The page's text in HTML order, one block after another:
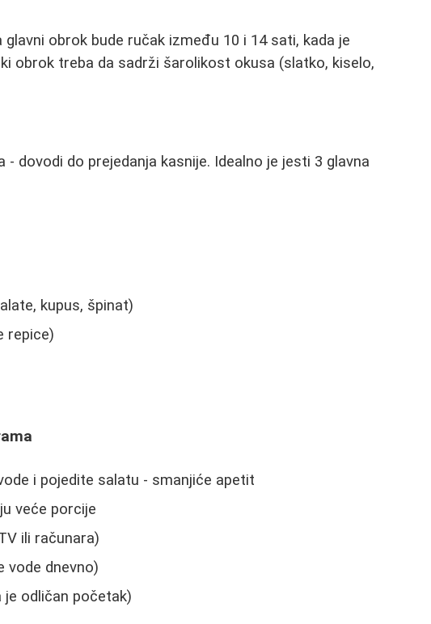
obrok bude ručak između 10 i 14 sati, kada je
obrok treba da sadrži šarolikost okusa (slatko, kiselo,
- dovodi do prejedanja kasnije. Idealno je jesti 3 glavna
kupus, špinat)
repice)
i pojedite salatu - smanjiće apetit
veće porcije
ili računara)
vode dnevno)
odličan početak)